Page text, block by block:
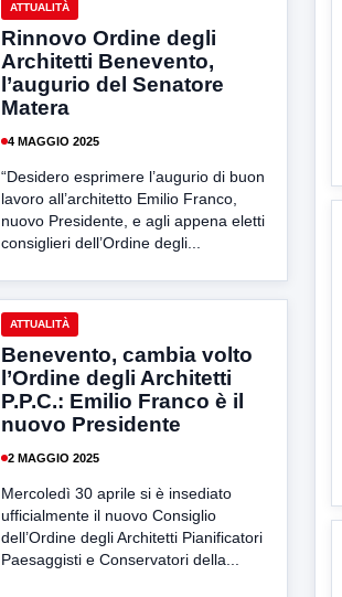
ATTUALITÀ
Rinnovo Ordine degli
Architetti Benevento,
l’augurio del Senatore
Matera
4 MAGGIO 2025
“Desidero esprimere l’augurio di buon
lavoro all’architetto Emilio Franco,
nuovo Presidente, e agli appena eletti
consiglieri dell’Ordine degli...
ATTUALITÀ
Benevento, cambia volto
l’Ordine degli Architetti
P.P.C.: Emilio Franco è il
nuovo Presidente
2 MAGGIO 2025
Mercoledì 30 aprile si è insediato
ufficialmente il nuovo Consiglio
dell’Ordine degli Architetti Pianificatori
Paesaggisti e Conservatori della...